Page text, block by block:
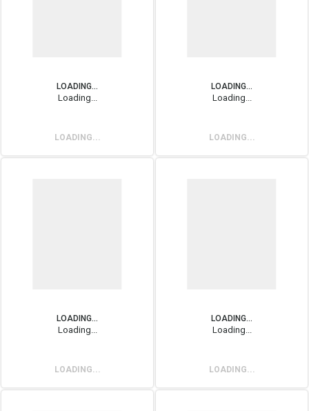
LOADING...
Loading...
LOADING...
LOADING...
Loading...
LOADING...
LOADING...
Loading...
LOADING...
LOADING...
Loading...
LOADING...